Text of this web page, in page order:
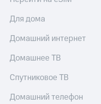
Для дома
Домашний интернет
Домашнее ТВ
Спутниковое ТВ
Домашний телефон